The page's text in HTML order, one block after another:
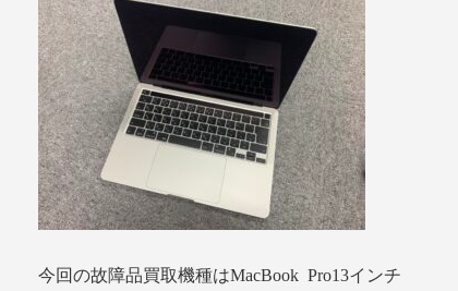
今回の故障品買取機種はMacBook Pro13インチ